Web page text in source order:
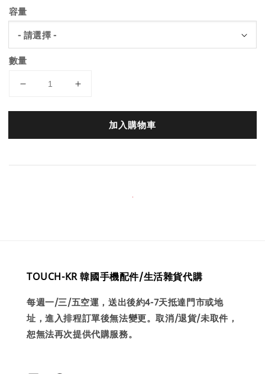
容量
數量
加入購物車
TOUCH-KR 韓國手機配件/生活雜貨代購
每週一/三/五空運，送出後約4-7天抵達門市或地
址，進入排程訂單後無法變更。取消/退貨/未取件，
恕無法再次提供代購服務。